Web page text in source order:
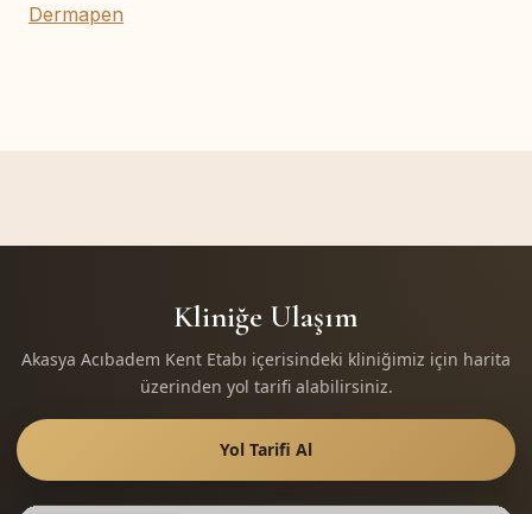
Dermapen
Kliniğe Ulaşım
Akasya Acıbadem Kent Etabı içerisindeki kliniğimiz için harita
üzerinden yol tarifi alabilirsiniz.
Yol Tarifi Al